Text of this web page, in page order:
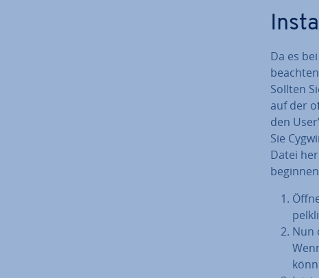
Da es
Sollten
auf der
den
Sie
Datei
Nun